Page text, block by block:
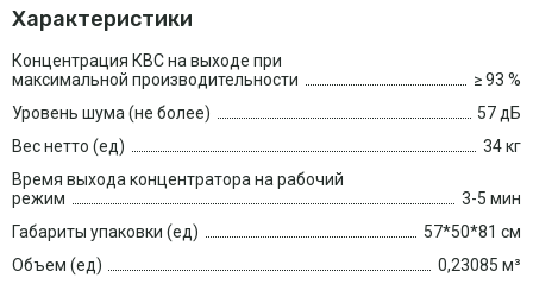
Характеристики
Концентрация КВС на выходе при
максимальной производительности
≥ 93 %
Уровень шума (не более)
57 дБ
Вес нетто (ед)
34 кг
Время выхода концентратора на рабочий
режим
3-5 мин
Габариты упаковки (ед)
57*50*81 см
Объем (ед)
0,23085 м³